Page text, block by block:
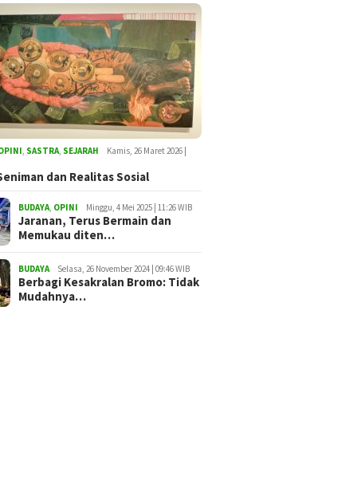
SASTRA SEJARAH Kamis, 26 Maret 2026 |
dan Realitas Sosial
BUDAYA OPINI Minggu, 4 Mei 2025 | 11:26 WIB
Jaranan, Terus Bermain dan
Memukau diten…
BUDAYA Selasa, 26 November 2024 | 09:46 WIB
Berbagi Kesakralan Bromo: Tidak
Mudahnya…